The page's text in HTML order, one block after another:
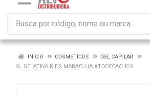
INÍCIO COSMETICOS
GEL CAPILAR
SL GELATINA KIDS MARACUJA #TODECACHOS